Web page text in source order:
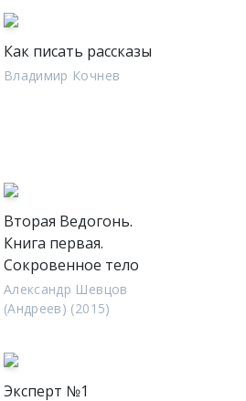
Как писать рассказы
Владимир Кочнев
Вторая Ведогонь.
Книга первая.
Сокровенное тело
Александр Шевцов
(Андреев) (2015)
Эксперт №1